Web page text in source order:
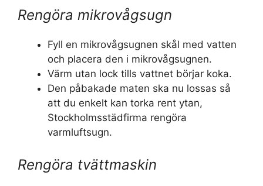
Rengöra mikrovågsugn
Fyll en mikrovågsugnen skål med vatten
och placera den i mikrovågsugnen.
Värm utan lock tills vattnet börjar koka.
Den påbakade maten ska nu lossas så
att du enkelt kan torka rent ytan,
Stockholmsstädfirma rengöra
varmluftsugn.
Rengöra tvättmaskin